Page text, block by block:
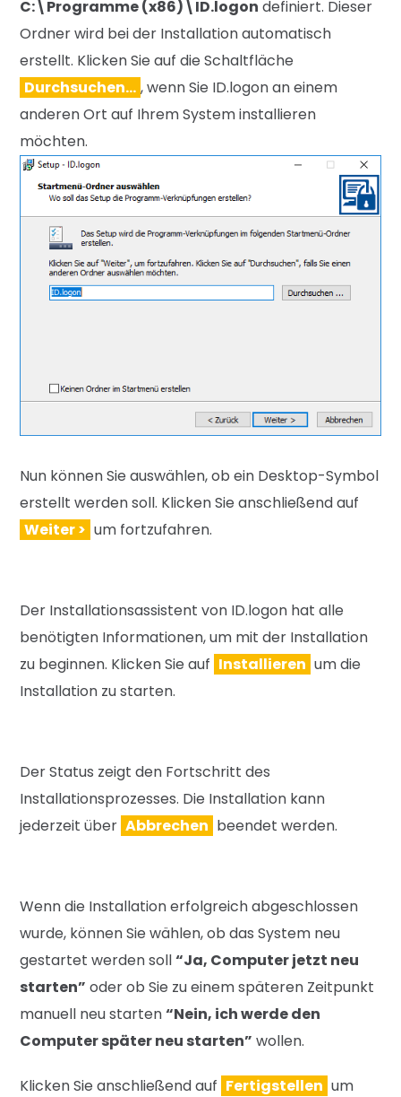
C:\Programme (x86)\ID.logon definiert. Dieser
Ordner wird bei der Installation automatisch
erstellt. Klicken Sie auf die Schaltfläche
Durchsuchen… , wenn Sie ID.logon an einem
anderen Ort auf Ihrem System installieren
möchten.
Nun können Sie auswählen, ob ein Desktop-Symbol
erstellt werden soll. Klicken Sie anschließend auf
Weiter > um fortzufahren.
Der Installationsassistent von ID.logon hat alle
benötigten Informationen, um mit der Installation
zu beginnen. Klicken Sie auf Installieren um die
Installation zu starten.
Der Status zeigt den Fortschritt des
Installationsprozesses. Die Installation kann
jederzeit über Abbrechen beendet werden.
Wenn die Installation erfolgreich abgeschlossen
wurde, können Sie wählen, ob das System neu
gestartet werden soll“Ja, Computer jetzt neu
starten” oder ob Sie zu einem späteren Zeitpunkt
manuell neu starten“Nein, ich werde den
Computer später neu starten” wollen.
Klicken Sie anschließend auf Fertigstellen um